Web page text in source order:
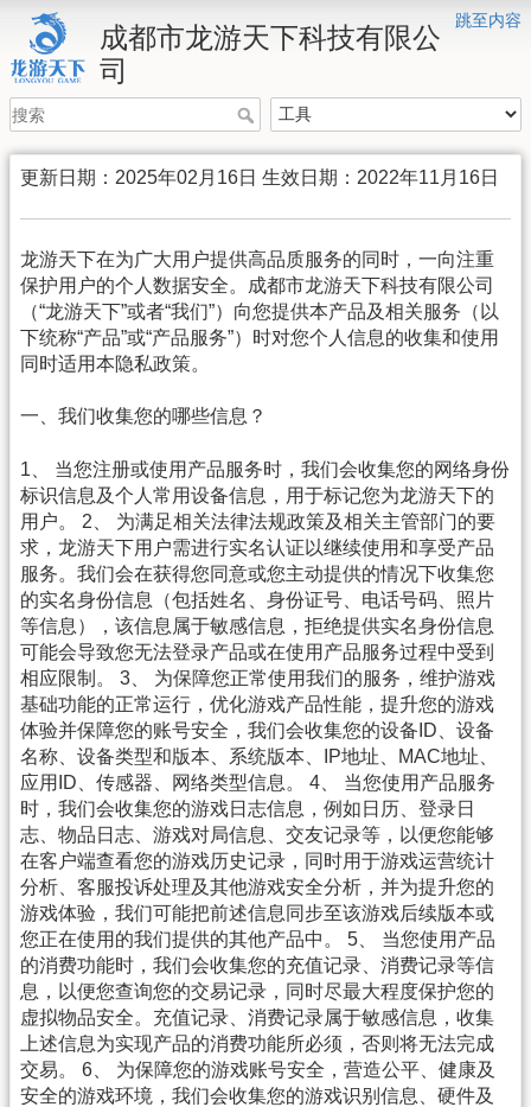
跳至内容
成都市龙游天下科技有限公
司
更新日期：2025年02月16日 生效日期：2022年11月16日
龙游天下在为广大用户提供高品质服务的同时，一向注重
保护用户的个人数据安全。成都市龙游天下科技有限公司
（“龙游天下”或者“我们”）向您提供本产品及相关服务（以
下统称“产品”或“产品服务”）时对您个人信息的收集和使用
同时适用本隐私政策。
一、我们收集您的哪些信息？
1、 当您注册或使用产品服务时，我们会收集您的网络身份
标识信息及个人常用设备信息，用于标记您为龙游天下的
用户。 2、 为满足相关法律法规政策及相关主管部门的要
求，龙游天下用户需进行实名认证以继续使用和享受产品
服务。我们会在获得您同意或您主动提供的情况下收集您
的实名身份信息（包括姓名、身份证号、电话号码、照片
等信息），该信息属于敏感信息，拒绝提供实名身份信息
可能会导致您无法登录产品或在使用产品服务过程中受到
相应限制。 3、 为保障您正常使用我们的服务，维护游戏
基础功能的正常运行，优化游戏产品性能，提升您的游戏
体验并保障您的账号安全，我们会收集您的设备ID、设备
名称、设备类型和版本、系统版本、IP地址、MAC地址、
应用ID、传感器、网络类型信息。 4、 当您使用产品服务
时，我们会收集您的游戏日志信息，例如日历、登录日
志、物品日志、游戏对局信息、交友记录等，以便您能够
在客户端查看您的游戏历史记录，同时用于游戏运营统计
分析、客服投诉处理及其他游戏安全分析，并为提升您的
游戏体验，我们可能把前述信息同步至该游戏后续版本或
您正在使用的我们提供的其他产品中。 5、 当您使用产品
的消费功能时，我们会收集您的充值记录、消费记录等信
息，以便您查询您的交易记录，同时尽最大程度保护您的
虚拟物品安全。充值记录、消费记录属于敏感信息，收集
上述信息为实现产品的消费功能所必须，否则将无法完成
交易。 6、 为保障您的游戏账号安全，营造公平、健康及
安全的游戏环境，我们会收集您的游戏识别信息、硬件及